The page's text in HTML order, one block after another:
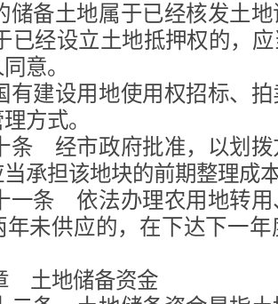
备土地属于已经核发土地
已经设立土地抵押权的，
意。
建设用地使用权招标、拍
方式。
经市政府批准，以划拨
承担该地块的前期整理成
条 依法办理农用地转用
年未供应的，在下达下一
地储备资金